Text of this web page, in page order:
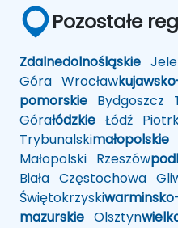
Pozostałe
Zdalnedolnośląskie
Góra Wrocław
pomorskie Bydgoszcz
Górałódzkie Łódź
Trybunalskimałopolskie
Małopolski Rzeszów
Biała Częstochowa
Świętokrzyski
mazurskie Olsztyn